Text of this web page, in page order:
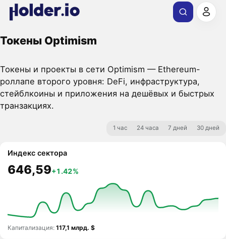
Токены Optimism
Токены и проекты в сети Optimism — Ethereum-
роллапе второго уровня: DeFi, инфраструктура,
стейблкоины и приложения на дешёвых и быстрых
транзакциях.
1 час 24 часа 7 дней 30 дней
Индекс сектора
646,59+1.42%
Капитализация:117,1 млрд. $